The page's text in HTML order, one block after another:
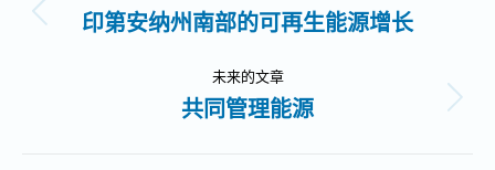
章
历
的
文
印第安纳州南部的可再生能源增长
未来的文章
未
共同管理能源